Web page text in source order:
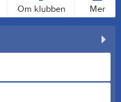
Om klubben Mer